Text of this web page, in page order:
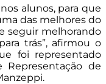
alunos, para que
das melhores do
seguir melhorando
trás”, afirmou o
foi representado
Representação de